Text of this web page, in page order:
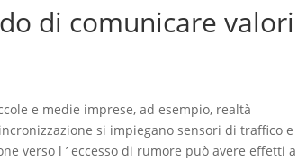
di comunicare valori
e medie imprese, ad esempio, realtà
si impiegano sensori di traffico e
verso l ’ eccesso di rumore può avere effetti a